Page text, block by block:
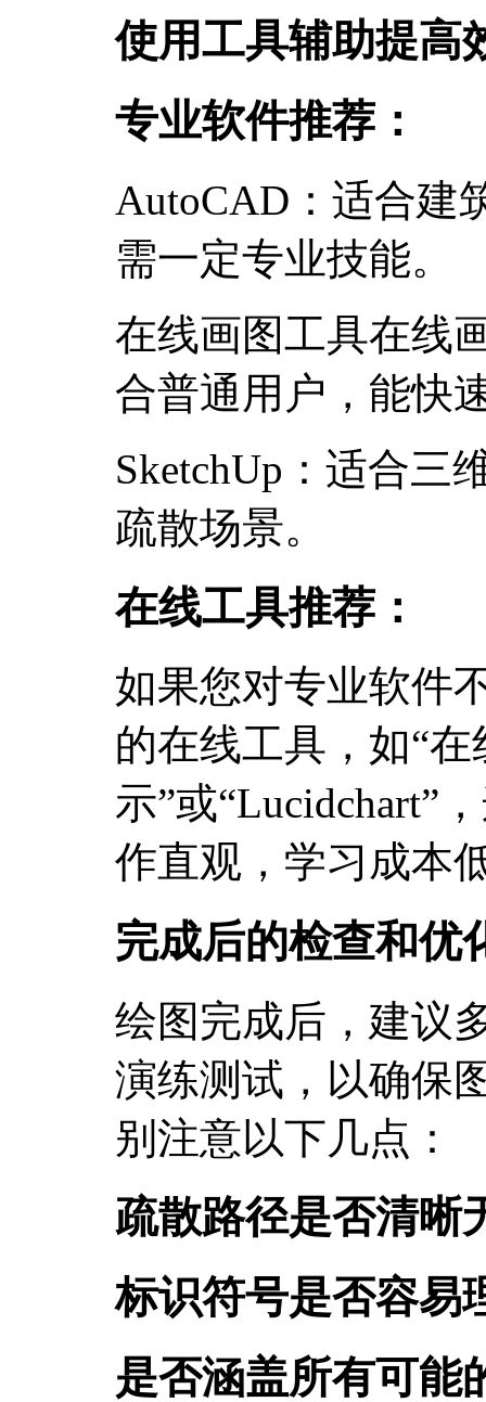
使用工具辅助提高
专业软件推荐：
AutoCAD：适合建
需一定专业技能。
在线画图工具在线
合普通用户，能快
SketchUp：适合三
疏散场景。
在线工具推荐：
如果您对专业软件
的在线工具，如“
示”或“Lucidchart”
作直观，学习成本
完成后的检查和优
绘图完成后，建议
演练测试，以确保
别注意以下几点：
疏散路径是否清晰
标识符号是否容易
是否涵盖所有可能